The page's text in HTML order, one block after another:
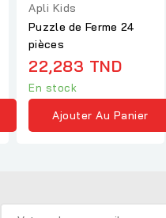
Apli Kids
Puzzle de Ferme 24
pièces
22,283 TND
En stock
Ajouter Au Panier